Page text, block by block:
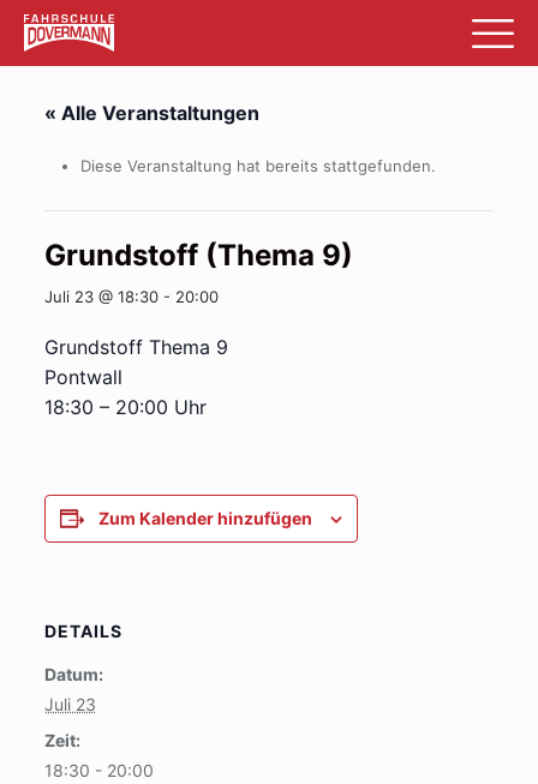
« Alle Veranstaltungen
Diese Veranstaltung hat bereits stattgefunden.
Grundstoff (Thema 9)
Juli 23 @ 18:30- 20:00
Grundstoff Thema 9
Pontwall
18:30 – 20:00 Uhr
Zum Kalender hinzufügen
DETAILS
Datum:
Juli 23
Zeit:
18:30 - 20:00